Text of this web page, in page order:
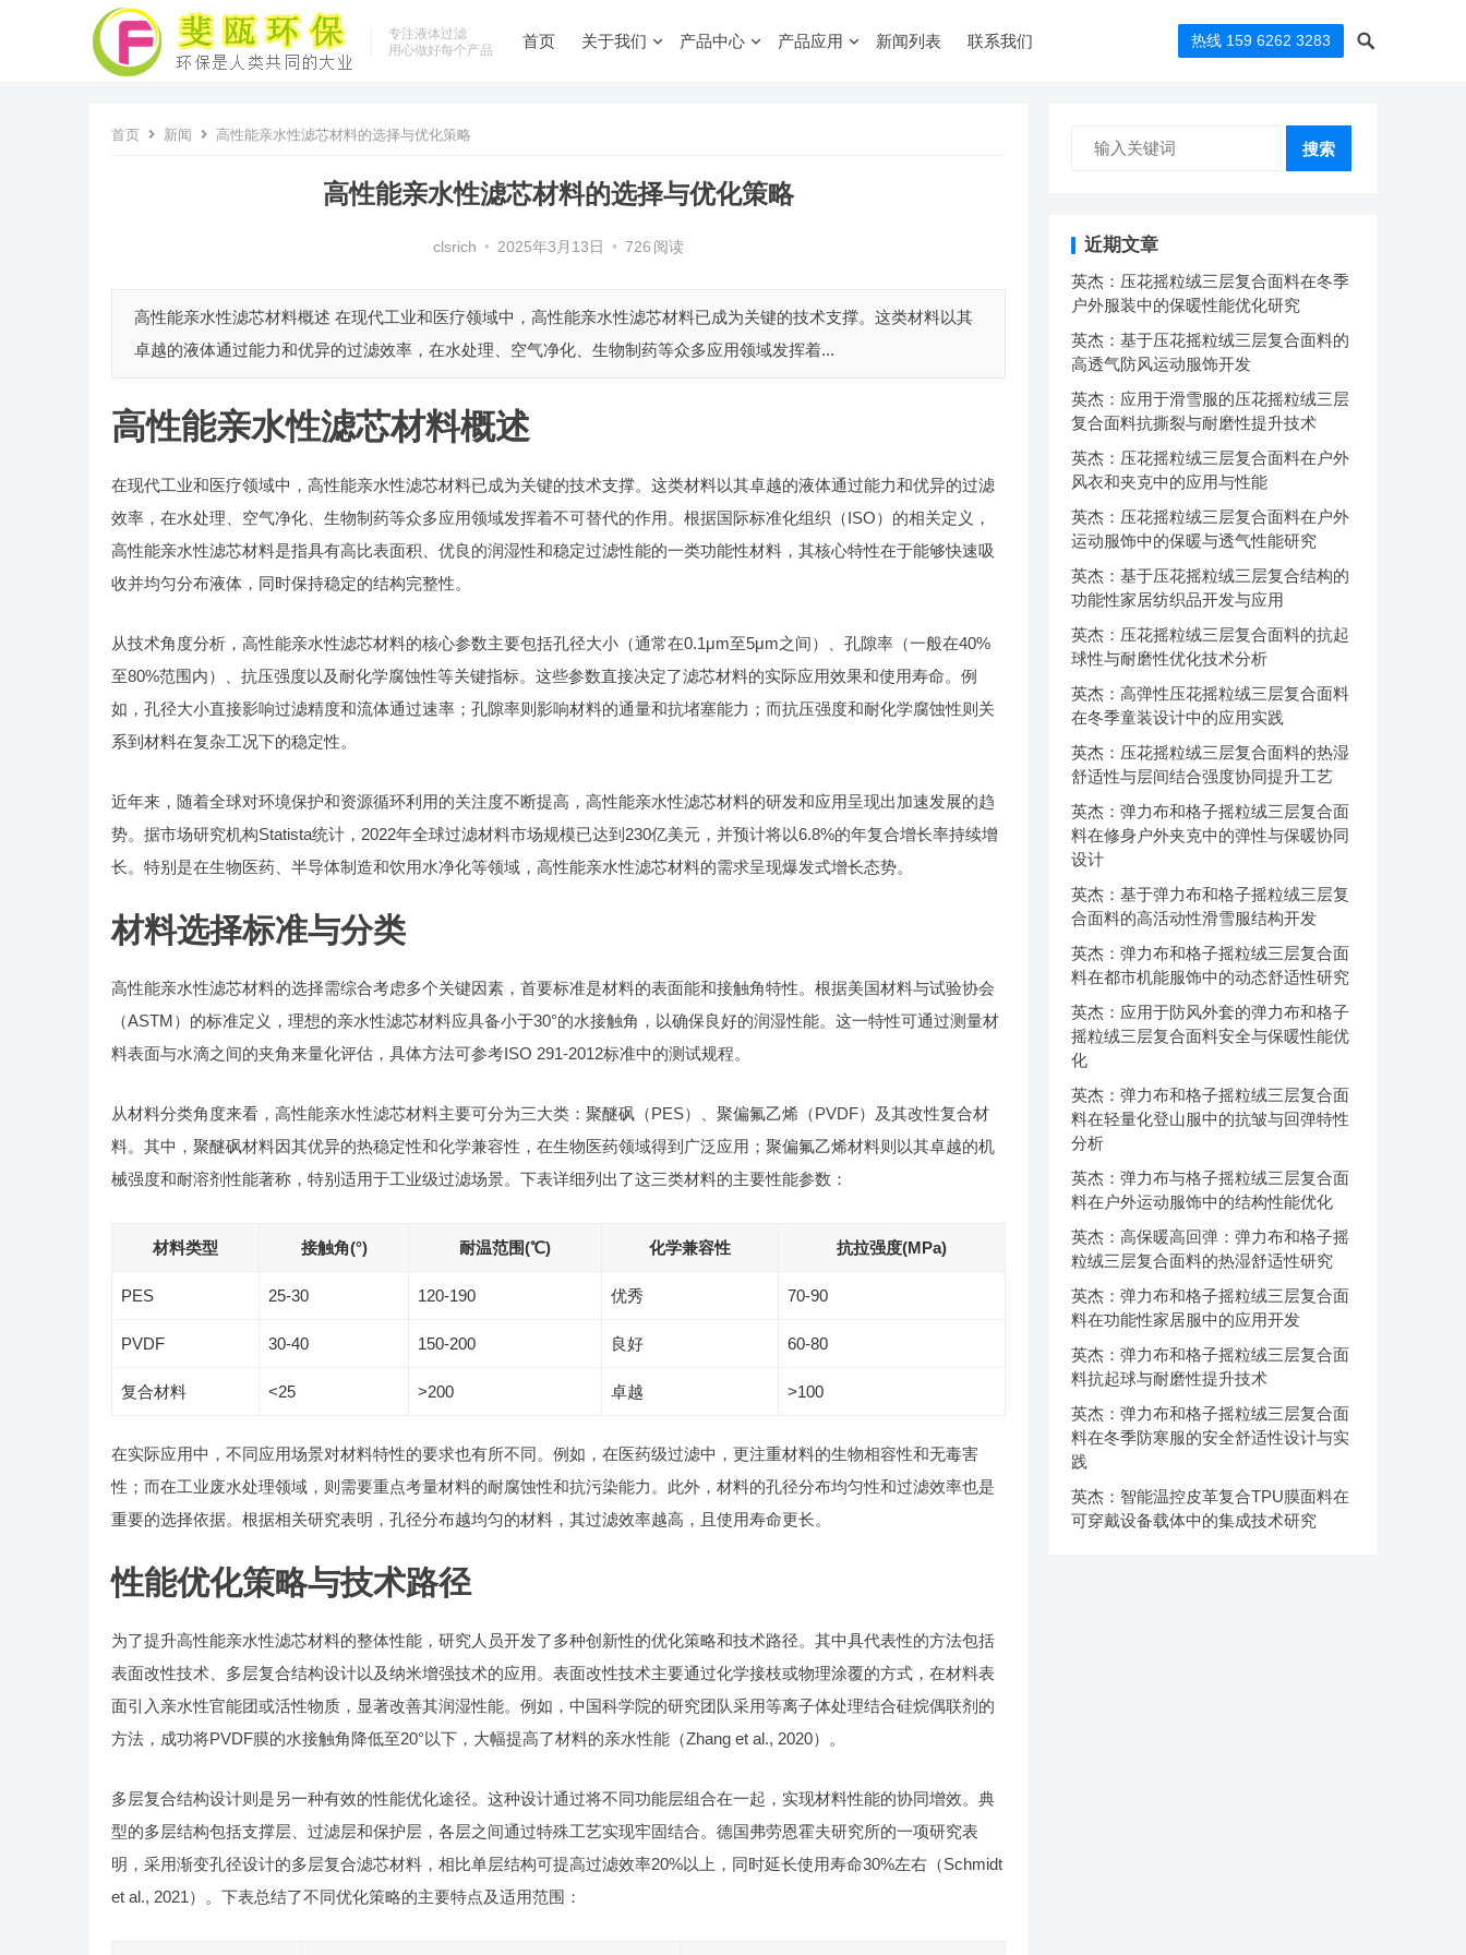
专注液体过滤
用心做好每个产品
首页 关于我们 产品中心 产品应用 新闻列表 联系我们 热线 159 6262 3283
首页 新闻 高性能亲水性滤芯材料的选择与优化策略
高性能亲水性滤芯材料的选择与优化策略
clsrich • 2025年3月13日 • 726 阅读
高性能亲水性滤芯材料概述 在现代工业和医疗领域中，高性能亲水性滤芯材料已成为关键的技术支撑。这类材料以其
卓越的液体通过能力和优异的过滤效率，在水处理、空气净化、生物制药等众多应用领域发挥着...
高性能亲水性滤芯材料概述
在现代工业和医疗领域中，高性能亲水性滤芯材料已成为关键的技术支撑。这类材料以其卓越的液体通过能力和优异的过滤
效率，在水处理、空气净化、生物制药等众多应用领域发挥着不可替代的作用。根据国际标准化组织（ISO）的相关定义，
高性能亲水性滤芯材料是指具有高比表面积、优良的润湿性和稳定过滤性能的一类功能性材料，其核心特性在于能够快速吸
收并均匀分布液体，同时保持稳定的结构完整性。
从技术角度分析，高性能亲水性滤芯材料的核心参数主要包括孔径大小（通常在0.1μm至5μm之间）、孔隙率（一般在40%
至80%范围内）、抗压强度以及耐化学腐蚀性等关键指标。这些参数直接决定了滤芯材料的实际应用效果和使用寿命。例
如，孔径大小直接影响过滤精度和流体通过速率；孔隙率则影响材料的通量和抗堵塞能力；而抗压强度和耐化学腐蚀性则关
系到材料在复杂工况下的稳定性。
近年来，随着全球对环境保护和资源循环利用的关注度不断提高，高性能亲水性滤芯材料的研发和应用呈现出加速发展的趋
势。据市场研究机构Statista统计，2022年全球过滤材料市场规模已达到230亿美元，并预计将以6.8%的年复合增长率持续增
长。特别是在生物医药、半导体制造和饮用水净化等领域，高性能亲水性滤芯材料的需求呈现爆发式增长态势。
材料选择标准与分类
高性能亲水性滤芯材料的选择需综合考虑多个关键因素，首要标准是材料的表面能和接触角特性。根据美国材料与试验协会
（ASTM）的标准定义，理想的亲水性滤芯材料应具备小于30°的水接触角，以确保良好的润湿性能。这一特性可通过测量材
料表面与水滴之间的夹角来量化评估，具体方法可参考ISO 291-2012标准中的测试规程。
从材料分类角度来看，高性能亲水性滤芯材料主要可分为三大类：聚醚砜（PES）、聚偏氟乙烯（PVDF）及其改性复合材
料。其中，聚醚砜材料因其优异的热稳定性和化学兼容性，在生物医药领域得到广泛应用；聚偏氟乙烯材料则以其卓越的机
械强度和耐溶剂性能著称，特别适用于工业级过滤场景。下表详细列出了这三类材料的主要性能参数：
材料类型 接触角(°) 耐温范围(℃) 化学兼容性 抗拉强度(MPa)
PES 25-30 120-190 优秀 70-90
PVDF 30-40 150-200 良好 60-80
复合材料 <25 >200 卓越 >100
在实际应用中，不同应用场景对材料特性的要求也有所不同。例如，在医药级过滤中，更注重材料的生物相容性和无毒害
性；而在工业废水处理领域，则需要重点考量材料的耐腐蚀性和抗污染能力。此外，材料的孔径分布均匀性和过滤效率也是
重要的选择依据。根据相关研究表明，孔径分布越均匀的材料，其过滤效率越高，且使用寿命更长。
性能优化策略与技术路径
为了提升高性能亲水性滤芯材料的整体性能，研究人员开发了多种创新性的优化策略和技术路径。其中具代表性的方法包括
表面改性技术、多层复合结构设计以及纳米增强技术的应用。表面改性技术主要通过化学接枝或物理涂覆的方式，在材料表
面引入亲水性官能团或活性物质，显著改善其润湿性能。例如，中国科学院的研究团队采用等离子体处理结合硅烷偶联剂的
方法，成功将PVDF膜的水接触角降低至20°以下，大幅提高了材料的亲水性能（Zhang et al., 2020）。
多层复合结构设计则是另一种有效的性能优化途径。这种设计通过将不同功能层组合在一起，实现材料性能的协同增效。典
型的多层结构包括支撑层、过滤层和保护层，各层之间通过特殊工艺实现牢固结合。德国弗劳恩霍夫研究所的一项研究表
明，采用渐变孔径设计的多层复合滤芯材料，相比单层结构可提高过滤效率20%以上，同时延长使用寿命30%左右（Schmidt
et al., 2021）。下表总结了不同优化策略的主要特点及适用范围：
搜索
近期文章
英杰：压花摇粒绒三层复合面料在冬季
户外服装中的保暖性能优化研究
英杰：基于压花摇粒绒三层复合面料的
高透气防风运动服饰开发
英杰：应用于滑雪服的压花摇粒绒三层
复合面料抗撕裂与耐磨性提升技术
英杰：压花摇粒绒三层复合面料在户外
风衣和夹克中的应用与性能
英杰：压花摇粒绒三层复合面料在户外
运动服饰中的保暖与透气性能研究
英杰：基于压花摇粒绒三层复合结构的
功能性家居纺织品开发与应用
英杰：压花摇粒绒三层复合面料的抗起
球性与耐磨性优化技术分析
英杰：高弹性压花摇粒绒三层复合面料
在冬季童装设计中的应用实践
英杰：压花摇粒绒三层复合面料的热湿
舒适性与层间结合强度协同提升工艺
英杰：弹力布和格子摇粒绒三层复合面
料在修身户外夹克中的弹性与保暖协同
设计
英杰：基于弹力布和格子摇粒绒三层复
合面料的高活动性滑雪服结构开发
英杰：弹力布和格子摇粒绒三层复合面
料在都市机能服饰中的动态舒适性研究
英杰：应用于防风外套的弹力布和格子
摇粒绒三层复合面料安全与保暖性能优
化
英杰：弹力布和格子摇粒绒三层复合面
料在轻量化登山服中的抗皱与回弹特性
分析
英杰：弹力布与格子摇粒绒三层复合面
料在户外运动服饰中的结构性能优化
英杰：高保暖高回弹：弹力布和格子摇
粒绒三层复合面料的热湿舒适性研究
英杰：弹力布和格子摇粒绒三层复合面
料在功能性家居服中的应用开发
英杰：弹力布和格子摇粒绒三层复合面
料抗起球与耐磨性提升技术
英杰：弹力布和格子摇粒绒三层复合面
料在冬季防寒服的安全舒适性设计与实
践
英杰：智能温控皮革复合TPU膜面料在
可穿戴设备载体中的集成技术研究